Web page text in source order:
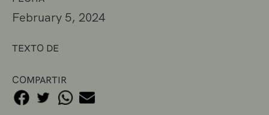
February 5, 2024
TEXTO DE
COMPARTIR